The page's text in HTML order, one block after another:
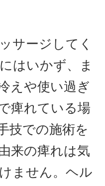
サージしてく
はいかず、ま
えや使い過ぎ
痺れている場
技での施術を
来の痺れは気
ません。ヘル